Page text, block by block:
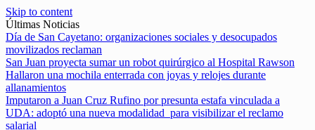
Skip to content
Últimas Noticias
Día de San Cayetano: organizaciones sociales y desocupados
movilizados reclaman
San Juan proyecta sumar un robot quirúrgico al Hospital Rawson
Hallaron una mochila enterrada con joyas y relojes durante
allanamientos
Imputaron a Juan Cruz Rufino por presunta estafa vinculada a
UDA: adoptó una nueva modalidad para visibilizar el reclamo
salarial